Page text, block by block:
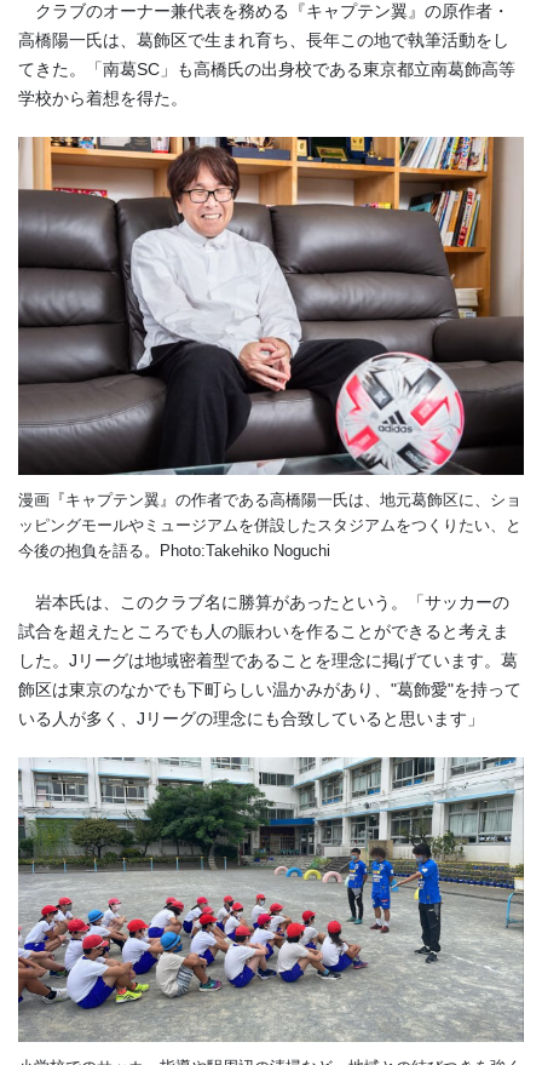
クラブのオーナー兼代表を務める『キャプテン翼』の原作者・
高橋陽一氏は、葛飾区で生まれ育ち、長年この地で執筆活動をし
てきた。「南葛SC 」も高橋氏の出身校である東京都立南葛飾高等
学校から着想を得た。
漫画『キャプテン翼』の作者である高橋陽一氏は、地元葛飾区に、ショ
ッピングモールやミュージアムを併設したスタジアムをつくりたい、と
今後の抱負を語る。Photo:Takehiko Noguchi
岩本氏は、このクラブ名に勝算があったという。「サッカーの
試合を超えたところでも人の賑わいを作ることができると考えま
した。 J リーグは地域密着型であることを理念に掲げています。葛
飾区は東京のなかでも下町らしい温かみがあり、"葛飾愛"を持って
いる人が多く、 J リーグの理念にも合致していると思います」